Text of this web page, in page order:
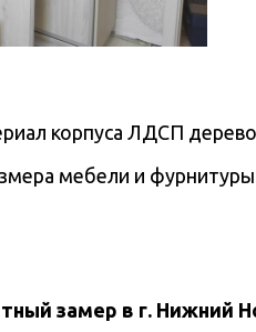
корпуса ЛДСП
мебели и фурнитуры
замер в г. Нижний